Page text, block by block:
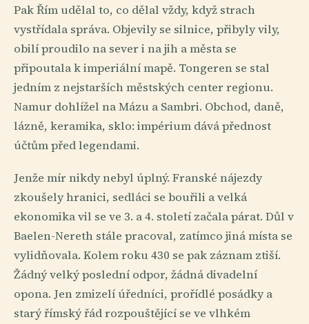
Pak Řím udělal to, co dělal vždy, když strach
vystřídala správa. Objevily se silnice, přibyly vily,
obilí proudilo na sever i na jih a města se
připoutala k imperiální mapě. Tongeren se stal
jedním z nejstarších městských center regionu.
Namur dohlížel na Mázu a Sambri. Obchod, daně,
lázně, keramika, sklo: impérium dává přednost
účtům před legendami.
Jenže mír nikdy nebyl úplný. Franské nájezdy
zkoušely hranici, sedláci se bouřili a velká
ekonomika vil se ve 3. a 4. století začala párat. Důl v
Baelen-Nereth stále pracoval, zatímco jiná místa se
vylidňovala. Kolem roku 430 se pak záznam ztiší.
Žádný velký poslední odpor, žádná divadelní
opona. Jen zmizelí úředníci, prořídlé posádky a
starý římský řád rozpouštějící se ve vlhkém